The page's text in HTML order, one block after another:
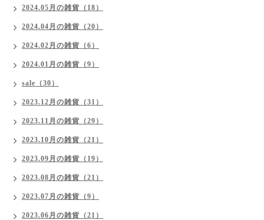
2024.05月の雑貨（18）
2024.04月の雑貨（20）
2024.02月の雑貨（6）
2024.01月の雑貨（9）
sale（30）
2023.12月の雑貨（31）
2023.11月の雑貨（29）
2023.10月の雑貨（21）
2023.09月の雑貨（19）
2023.08月の雑貨（21）
2023.07月の雑貨（9）
2023.06月の雑貨（21）